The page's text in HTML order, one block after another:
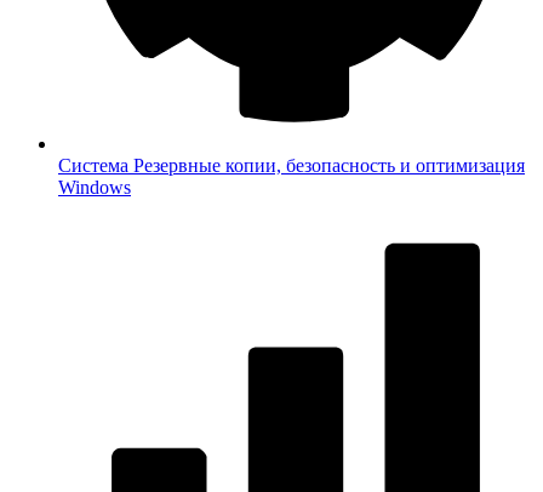
Система Резервные копии, безопасность и оптимизация
Windows